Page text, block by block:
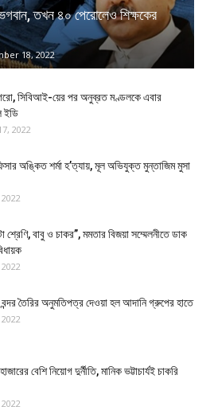
তখন ৪০ পেরোলেও শিক্ষকের
18, 2022
সিবিআই-য়ের পর অনুব্রত মণ্ডলকে এবার
ইডি
2022
অঙ্কিত শর্মা হ’ত্যায়, মূল অভিযুক্ত মুন্তাজিম মুসা
শ্রেণি, বাবু ও চাকর”, মমতার বিজয়া সম্মেলনীতে ডাক
তৈরির অনুমতিপত্র দেওয়া হল আদানি গ্রুপের হাতে
বেশি নিয়োগ দুর্নীতি, মানিক ভট্টাচার্যই চাকরি